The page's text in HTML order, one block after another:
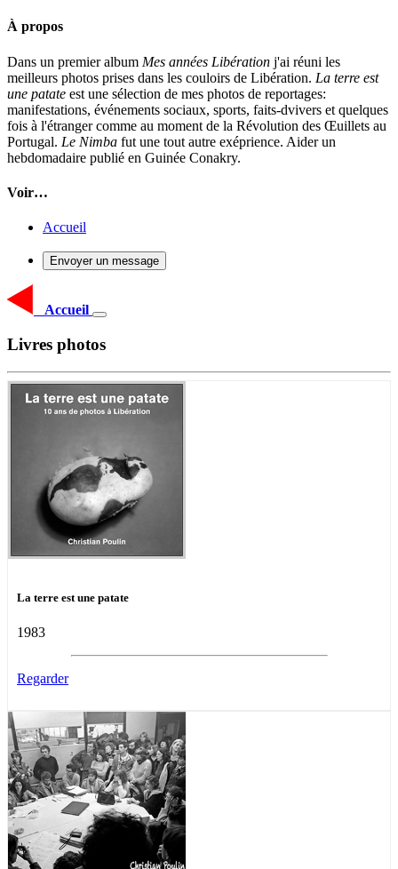
À propos
Dans un premier album Mes années Libération j'ai réuni les
meilleurs photos prises dans les couloirs de Libération. La terre est
une patate est une sélection de mes photos de reportages:
manifestations, événements sociaux, sports, faits-dvivers et quelques
fois à l'étranger comme au moment de la Révolution des Œuillets au
Portugal. Le Nimba fut une tout autre exéprience. Aider un
hebdomadaire publié en Guinée Conakry.
Voir…
Accueil
Envoyer un message
Accueil
Livres photos
La terre est une patate
1983
Regarder